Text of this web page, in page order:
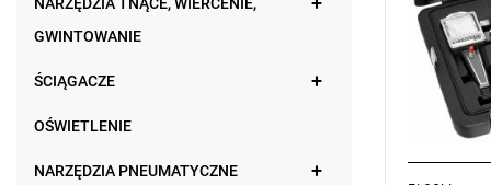
GWINTOWANIE
ŚCIĄGACZE
OŚWIETLENIE
NARZĘDZIA PNEUMATYCZNE